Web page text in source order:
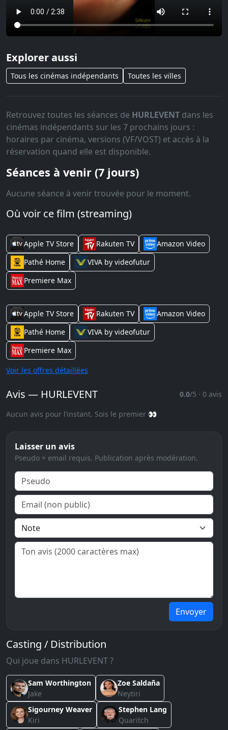
Explorer aussi
Tous les cinémas indépendants Toutes les villes
Retrouvez toutes les séances de HURLEVENT dans les
cinémas indépendants sur les 7 prochains jours :
horaires par cinéma, versions (VF/VOST) et accès à la
réservation quand elle est disponible.
Séances à venir (7 jours)
Aucune séance à venir trouvée pour le moment.
Où voir ce film (streaming)
Apple TV Store
Rakuten TV
Amazon Video
Pathé Home
VIVA by videofutur
Premiere Max
Apple TV Store
Rakuten TV
Amazon Video
Pathé Home
VIVA by videofutur
Premiere Max
Voir les offres détaillées
Avis — HURLEVENT 0.0/5 · 0 avis
Aucun avis pour l’instant. Sois le premier 👀
Laisser un avis
Pseudo + email requis. Publication après modération.
Envoyer
Casting / Distribution
Qui joue dans HURLEVENT ?
Sam Worthington
Jake
Zoe Saldaña
Neytiri
Sigourney Weaver
Kiri
Stephen Lang
Quaritch